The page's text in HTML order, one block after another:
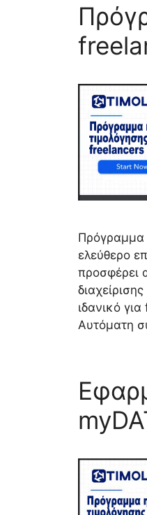
Πρόγραμμα
ελεύθερο
προσφέρει
ιδανικό
Αυτόματη